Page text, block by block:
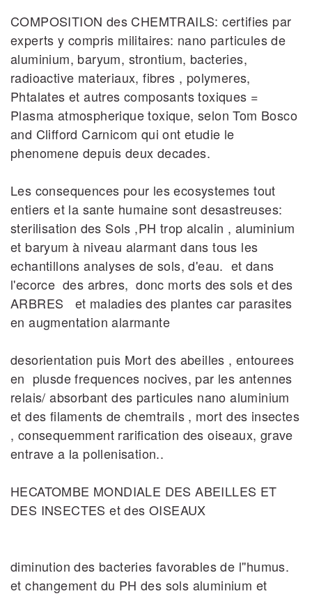
COMPOSITION des CHEMTRAILS: certifies par
experts y compris militaires: nano particules de
aluminium, baryum, strontium, bacteries,
radioactive materiaux, fibres , polymeres,
Phtalates et autres composants toxiques =
Plasma atmospherique toxique, selon Tom Bosco
and Clifford Carnicom qui ont etudie le
phenomene depuis deux decades.
Les consequences pour les ecosystemes tout
entiers et la sante humaine sont desastreuses:
sterilisation des Sols ,PH trop alcalin , aluminium
et baryum à niveau alarmant dans tous les
echantillons analyses de sols, d'eau. et dans
l'ecorce des arbres, donc morts des sols et des
ARBRES et maladies des plantes car parasites
en augmentation alarmante
desorientation puis Mort des abeilles , entourees
en plusde frequences nocives, par les antennes
relais/ absorbant des particules nano aluminium
et des filaments de chemtrails , mort des insectes
, consequemment rarification des oiseaux, grave
entrave a la pollenisation..
HECATOMBE MONDIALE DES ABEILLES ET
DES INSECTES et des OISEAUX
diminution des bacteries favorables de l''humus.
et changement du PH des sols aluminium et